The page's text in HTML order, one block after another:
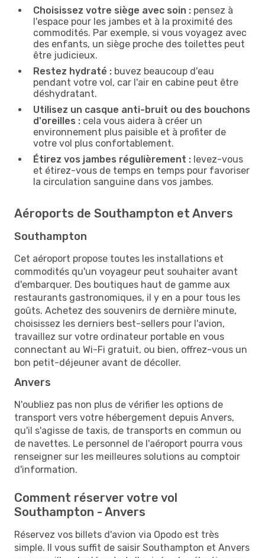
Choisissez votre siège avec soin : pensez à
l'espace pour les jambes et à la proximité des
commodités. Par exemple, si vous voyagez avec
des enfants, un siège proche des toilettes peut
être judicieux.
Restez hydraté : buvez beaucoup d'eau
pendant votre vol, car l'air en cabine peut être
déshydratant.
Utilisez un casque anti-bruit ou des bouchons
d'oreilles : cela vous aidera à créer un
environnement plus paisible et à profiter de
votre vol plus confortablement.
Étirez vos jambes régulièrement : levez-vous
et étirez-vous de temps en temps pour favoriser
la circulation sanguine dans vos jambes.
Aéroports de Southampton et Anvers
Southampton
Cet aéroport propose toutes les installations et
commodités qu'un voyageur peut souhaiter avant
d'embarquer. Des boutiques haut de gamme aux
restaurants gastronomiques, il y en a pour tous les
goûts. Achetez des souvenirs de dernière minute,
choisissez les derniers best-sellers pour l'avion,
travaillez sur votre ordinateur portable en vous
connectant au Wi-Fi gratuit, ou bien, offrez-vous un
bon petit-déjeuner avant de décoller.
Anvers
N'oubliez pas non plus de vérifier les options de
transport vers votre hébergement depuis Anvers,
qu'il s'agisse de taxis, de transports en commun ou
de navettes. Le personnel de l'aéroport pourra vous
renseigner sur les meilleures solutions au comptoir
d'information.
Comment réserver votre vol
Southampton - Anvers
Réservez vos billets d'avion via Opodo est très
simple. Il vous suffit de saisir Southampton et Anvers